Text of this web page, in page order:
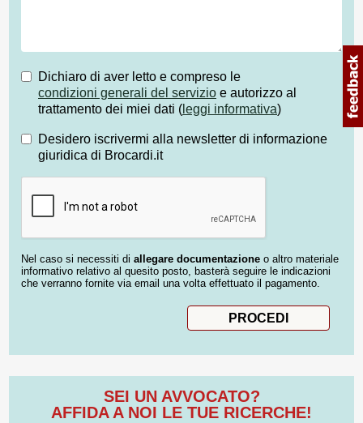
Dichiaro di aver letto e compreso le
condizioni generali del servizio e autorizzo al
trattamento dei miei dati ( leggi informativa)
Desidero iscrivermi alla newsletter di informazione
giuridica di Brocardi.it
Nel caso si necessiti di allegare documentazione o altro materiale
informativo relativo al quesito posto, basterà seguire le indicazioni
che verranno fornite via email una volta effettuato il pagamento.
SEI UN AVVOCATO?
AFFIDA A NOI LE TUE RICERCHE!